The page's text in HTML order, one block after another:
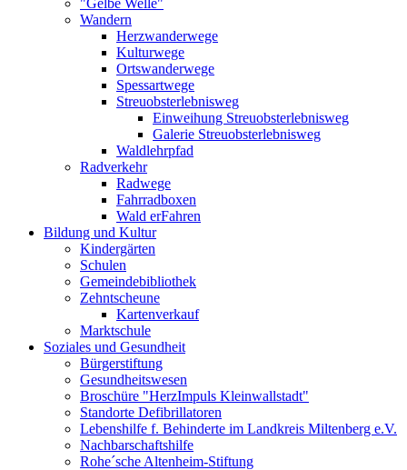
"Gelbe Welle"
Wandern
Herzwanderwege
Kulturwege
Ortswanderwege
Spessartwege
Streuobsterlebnisweg
Einweihung Streuobsterlebnisweg
Galerie Streuobsterlebnisweg
Waldlehrpfad
Radverkehr
Radwege
Fahrradboxen
Wald erFahren
Bildung und Kultur
Kindergärten
Schulen
Gemeindebibliothek
Zehntscheune
Kartenverkauf
Marktschule
Soziales und Gesundheit
Bürgerstiftung
Gesundheitswesen
Broschüre "HerzImpuls Kleinwallstadt"
Standorte Defibrillatoren
Lebenshilfe f. Behinderte im Landkreis Miltenberg e.V.
Nachbarschaftshilfe
Rohe´sche Altenheim-Stiftung